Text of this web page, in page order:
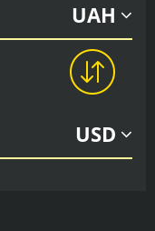
UAH
USD